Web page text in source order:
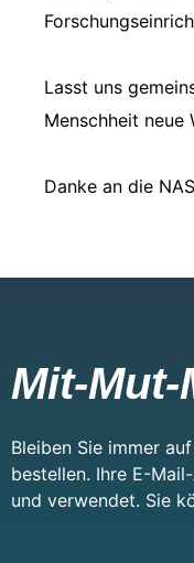
Lasst uns
Menschheit neue
Danke an die
Mit-Mut-
Bleiben Sie immer
bestellen. Ihre E-
und verwendet. Sie